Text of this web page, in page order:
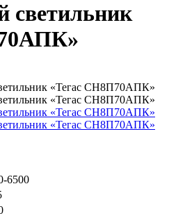
светильник
6500